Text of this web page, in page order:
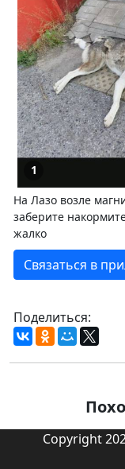
1
На Лазо возле
заберите
жалко
Связаться в
Поделиться:
Copyright